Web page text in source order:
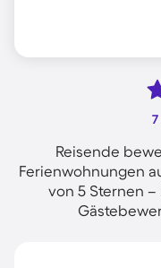
7
Reisende
Ferienwohnungen
von 5 Sternen